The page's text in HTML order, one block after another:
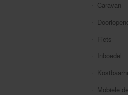
Caravan
Fiets
Inboedel
Mobiele